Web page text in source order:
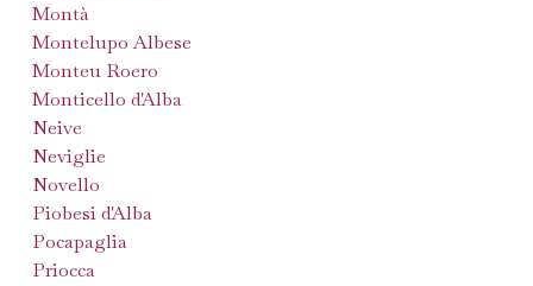
Montà
Montelupo Albese
Monteu Roero
Monticello d'Alba
Neive
Neviglie
Novello
Piobesi d'Alba
Pocapaglia
Priocca